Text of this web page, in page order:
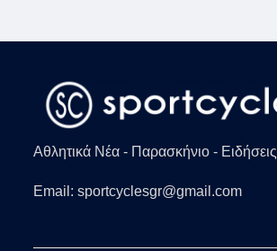
Αθλητικά Νέα - Παρασκήνιο - Ειδήσεις
Email: sportcyclesgr@gmail.com